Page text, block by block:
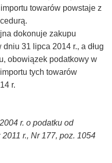
towarów powstaje z
dokonuje zakupu
31 lipca 2014 r., a dług
obowiązek podatkowy w
tych towarów
r.
r. o podatku od
r., Nr 177, poz. 1054